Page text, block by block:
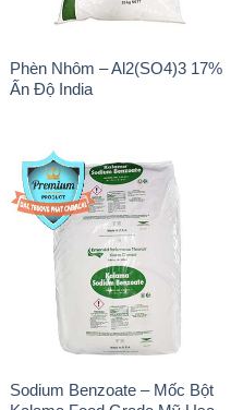
Sodium Benzoate – Mốc Bột
Kalama Food Grade Mỹ Usa